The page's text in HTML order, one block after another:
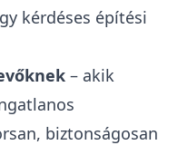
kérdéses építési
– akik
biztonságosan